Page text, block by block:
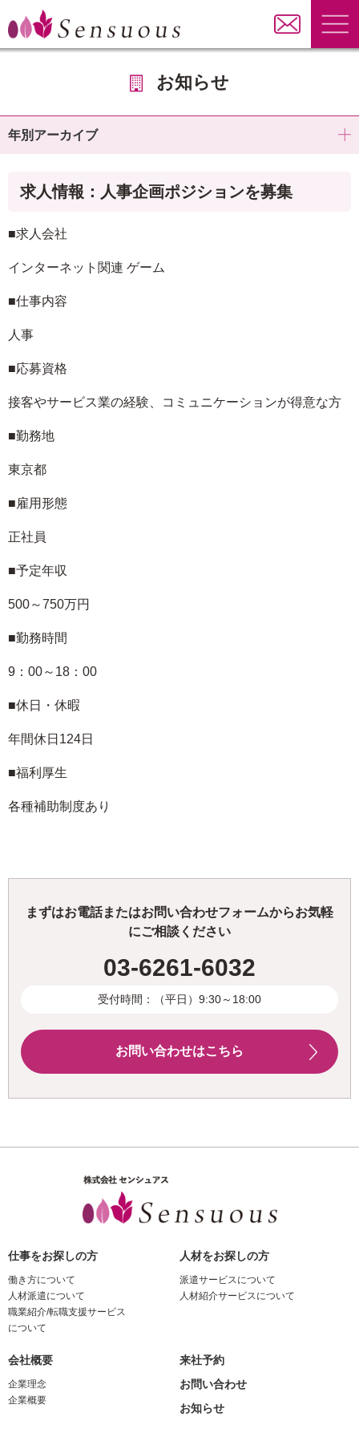
お知らせ
求人情報：人事企画ポジションを募集
■求人会社
インターネット関連 ゲーム
■仕事内容
人事
■応募資格
接客やサービス業の経験、コミュニケーションが得意な方
■勤務地
東京都
■雇用形態
正社員
■予定年収
500～750万円
■勤務時間
9：00～18：00
■休日・休暇
年間休日124日
■福利厚生
各種補助制度あり
年別アーカイブ
まずはお電話またはお問い合わせフォームからお気軽
にご相談ください
03-6261-6032
受付時間：（平日）9:30～18:00
お問い合わせはこちら
仕事をお探しの方
働き方について
人材派遣について
職業紹介/転職支援サービス
について
人材をお探しの方
派遣サービスについて
人材紹介サービスについて
会社概要
企業理念
企業概要
来社予約
お問い合わせ
お知らせ